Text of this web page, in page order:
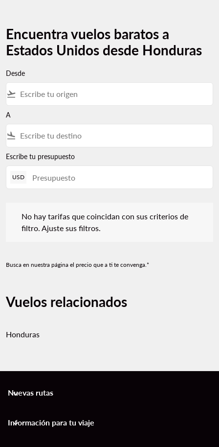
Encuentra vuelos baratos a
Estados Unidos desde Honduras
Desde
flight_takeoff
A
flight_land
Escribe tu presupuesto
USD
No hay tarifas que coincidan con sus criterios de
filtro. Ajuste sus filtros.
Busca en nuestra página el precio que a ti te convenga.*
Vuelos relacionados
Honduras
Nuevas rutas
keyboard_arrow_down
Información para tu viaje
keyboard_arrow_down